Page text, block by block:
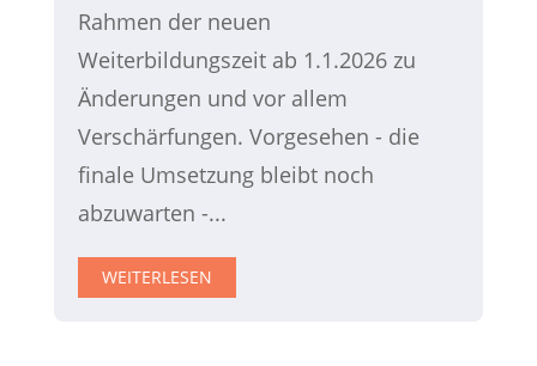
Rahmen der neuen
Weiterbildungszeit ab 1.1.2026 zu
Änderungen und vor allem
Verschärfungen. Vorgesehen - die
finale Umsetzung bleibt noch
abzuwarten -...
WEITERLESEN